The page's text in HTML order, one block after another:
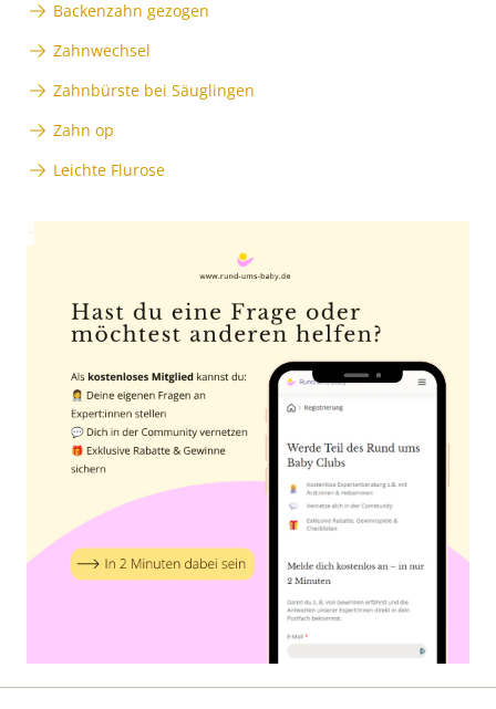
Backenzahn gezogen
Zahnwechsel
Zahnbürste bei Säuglingen
Zahn op
Leichte Flurose